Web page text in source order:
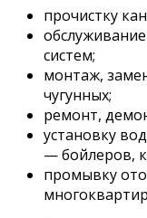
прочистку
систем;
монтаж,
чугунных;
ремонт,
установку
— бойлеров,
промывку